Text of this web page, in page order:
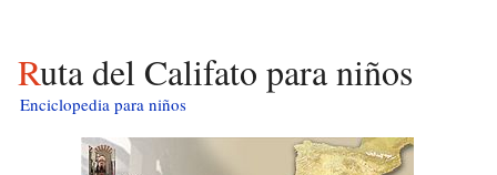
Ruta del Califato para niños
Enciclopedia para niños